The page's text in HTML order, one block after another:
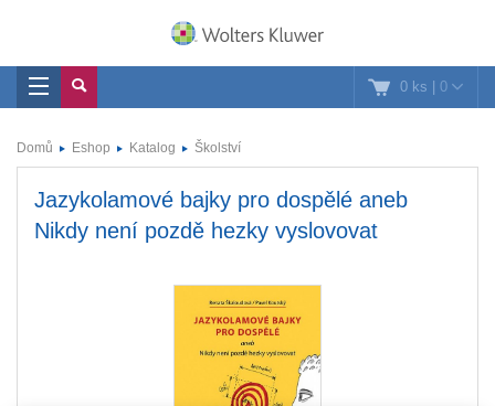
0 ks | 0
Domů Eshop Katalog Školství
Jazykolamové bajky pro dospělé aneb
Nikdy není pozdě hezky vyslovovat